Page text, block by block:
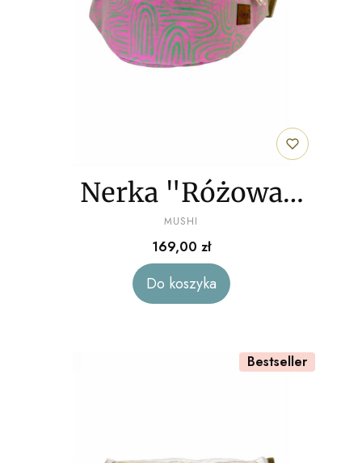
Nerka "Różowa
fala" welur
PRODUCENT
MUSHI
Cena
169,00 zł
Do koszyka
Bestseller